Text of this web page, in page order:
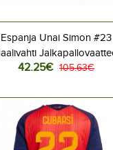
Espanja Unai Simon #23
Kotipaita MM-kisat 2026
42.25€ 105.63€